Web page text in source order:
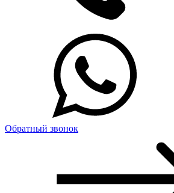
Обратный звонок